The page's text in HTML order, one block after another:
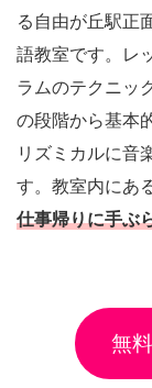
る自由が丘駅正
語教室です。レ
ラムのテクニッ
の段階から基本
リズミカルに音
す。教室内にあ
仕事帰りに手ぶ
無